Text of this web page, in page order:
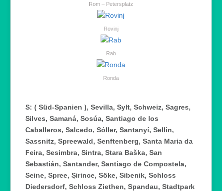
Rom – Petersplatz
Rovinj
Rab
Ronda
S: ( Süd-Spanien ), Sevilla, Sylt, Schweiz, Sagres,
Silves, Samaná, Sosúa, Santiago de los
Caballeros, Salcedo, Sóller, Santanyí, Sellin,
Sassnitz, Spreewald, Senftenberg, Santa Maria da
Feira, Sesimbra, Sintra, Stara Baška, San
Sebastián, Santander, Santiago de Compostela,
Seine, Spree,Şirince, Söke, Sibenik, Schloss
Diedersdorf, Schloss Ziethen, Spandau, Stadtpark